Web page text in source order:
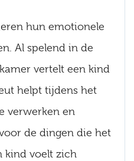
hun emotionele
Al spelend in de
vertelt een kind
helpt tijdens het
verwerken en
de dingen die het
kind voelt zich